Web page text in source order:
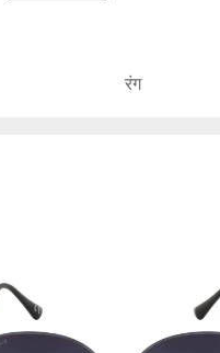
रंग